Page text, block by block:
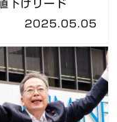
下げリード
2025.05.05